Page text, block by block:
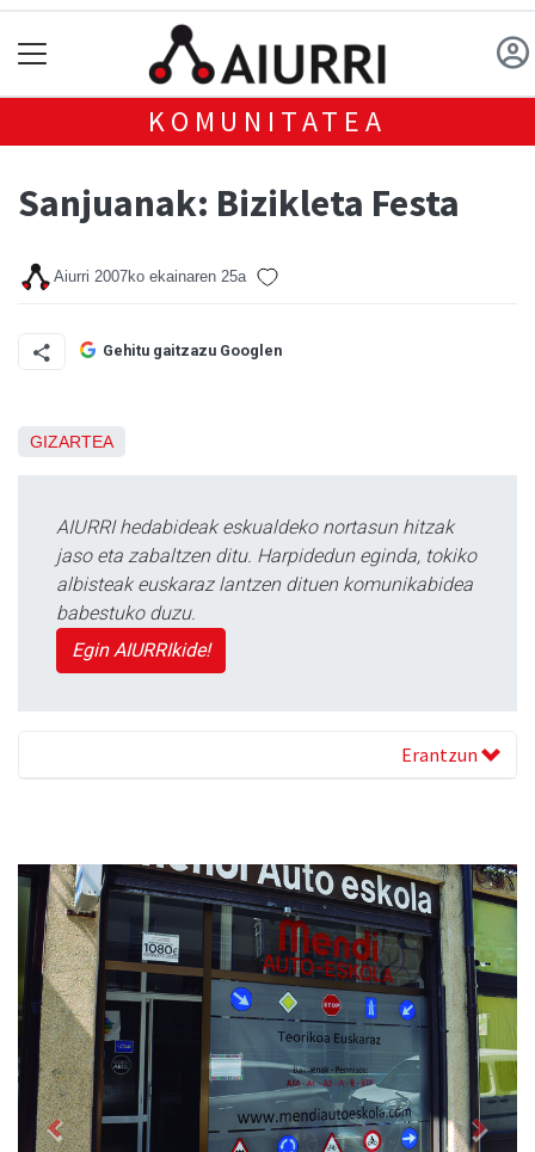
KOMUNITATEA
Sanjuanak: Bizikleta Festa
Aiurri 2007ko ekainaren 25a
Gehitu gaitzazu Googlen
GIZARTEA
AIURRI hedabideak eskualdeko nortasun hitzak
jaso eta zabaltzen ditu. Harpidedun eginda, tokiko
albisteak euskaraz lantzen dituen komunikabidea
babestuko duzu.
Egin AIURRIkide!
Erantzun
Previous Next